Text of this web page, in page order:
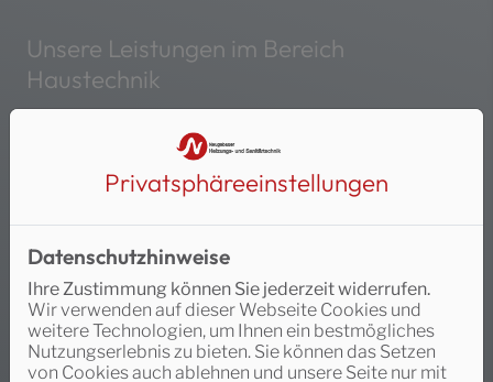
Unsere Leistungen im Bereich
Haustechnik
Privatsphäre­einstellungen
Datenschutzhinweise
Ihre Zustimmung können Sie jederzeit widerrufen.
Wir verwenden auf dieser Webseite Cookies und
weitere Technologien, um Ihnen ein bestmögliches
Nutzungserlebnis zu bieten. Sie können das Setzen
von Cookies auch ablehnen und unsere Seite nur mit